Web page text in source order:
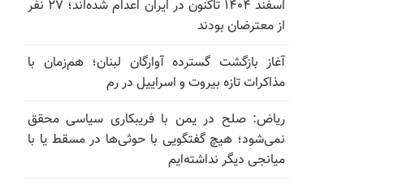
اسفند ۱۴۰۴ تاکنون در ایران اعدام شده‌اند؛ ۲۷ نفر
از معترضان بودند
آغاز بازگشت گسترده آوارگان لبنان؛ هم‌زمان با
مذاکرات تازه بیروت و اسراییل در رم
ریاض: صلح در یمن با فریبکاری سیاسی محقق
نمی‌شود؛ هیچ گفتگویی با حوثی‌ها در مسقط یا با
میانجی دیگر نداشته‌ایم